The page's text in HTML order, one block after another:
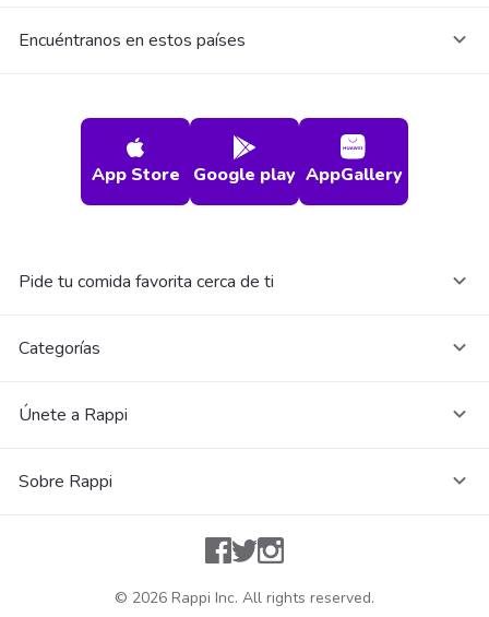
Encuéntranos en estos países
App Store Google play AppGallery
Pide tu comida favorita cerca de ti
Categorías
Únete a Rappi
Sobre Rappi
Facebook
TwitterInstagram
© 2026 Rappi Inc. All rights reserved.